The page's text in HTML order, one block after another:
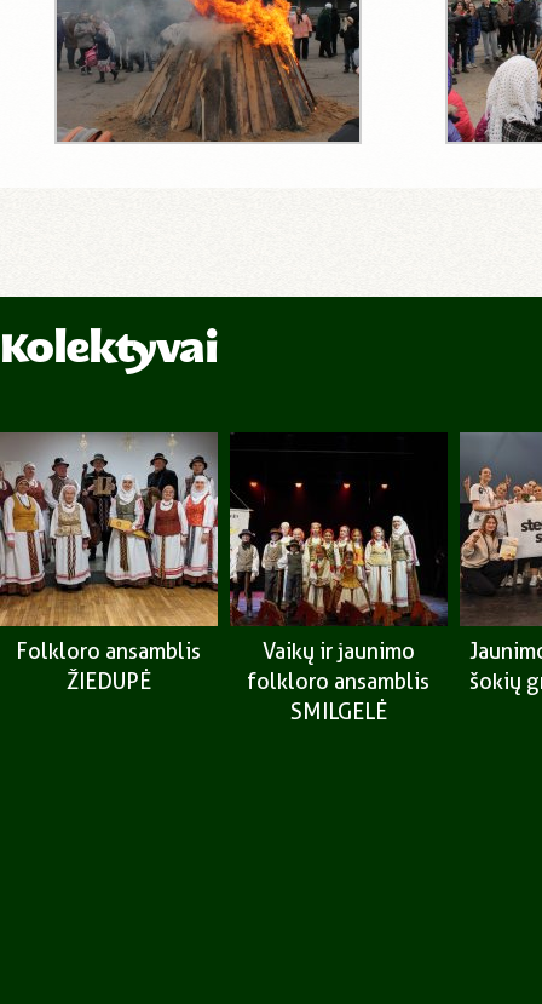
Kolektyvai
Folkloro ansamblis
ŽIEDUPĖ
Vaikų ir jaunimo
folkloro ansamblis
SMILGELĖ
šokių